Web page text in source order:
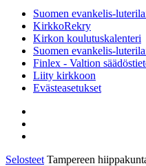
Suomen evankelis-
KirkkoRekry
Kirkon koulutuskalenteri
Suomen evankelis-
Finlex - Valtion
Liity kirkkoon
Evästeasetukset
Selosteet Tampereen